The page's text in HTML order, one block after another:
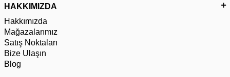
HAKKIMIZDA
Hakkımızda
Mağazalarımız
Satış Noktaları
Bize Ulaşın
Blog